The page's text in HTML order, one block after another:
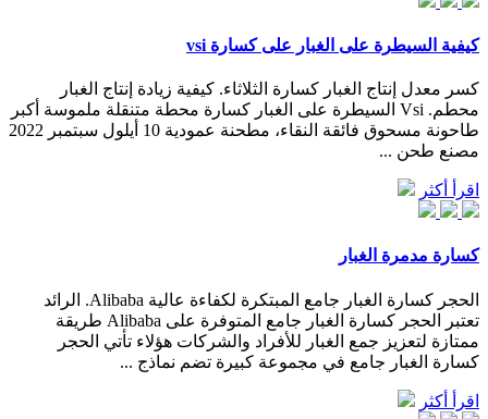
كيفية السيطرة على الغبار على كسارة vsi
كسر معدل إنتاج الغبار كسارة الثلاثاء. كيفية زيادة إنتاج الغبار
محطم. Vsi السيطرة على الغبار كسارة محطة متنقلة ملموسة أكبر
طاحونة مسحوق فائقة النقاء، مطحنة عمودية 10 أيلول سبتمبر 2022
مصنع طحن ...
اقرأ أكثر
كسارة مدمرة الغبار
الحجر كسارة الغبار جامع المبتكرة لكفاءة عالية Alibaba. الرائد
تعتبر الحجر كسارة الغبار جامع المتوفرة على Alibaba طريقة
ممتازة لتعزيز جمع الغبار للأفراد والشركات هؤلاء تأتي الحجر
كسارة الغبار جامع في مجموعة كبيرة تضم نماذج ...
اقرأ أكثر